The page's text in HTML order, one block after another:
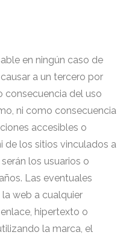
en ningún caso de
a un tercero por
consecuencia del uso
ni como consecuencia
accesibles o
de los sitios vinculados a
los usuarios o
Las eventuales
web a cualquier
hipertexto o
la marca, el